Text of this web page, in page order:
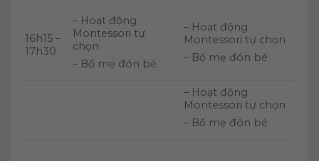
16h15 –
17h30
– Hoạt động
Montessori tự
chọn
– Bố mẹ đón bé
– Hoạt động
Montessori tự chọn
– Bố mẹ đón bé
– Hoạt động
Montessori tự chọn
– Bố mẹ đón bé